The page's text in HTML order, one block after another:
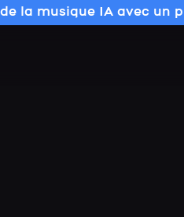
de la musique IA avec un